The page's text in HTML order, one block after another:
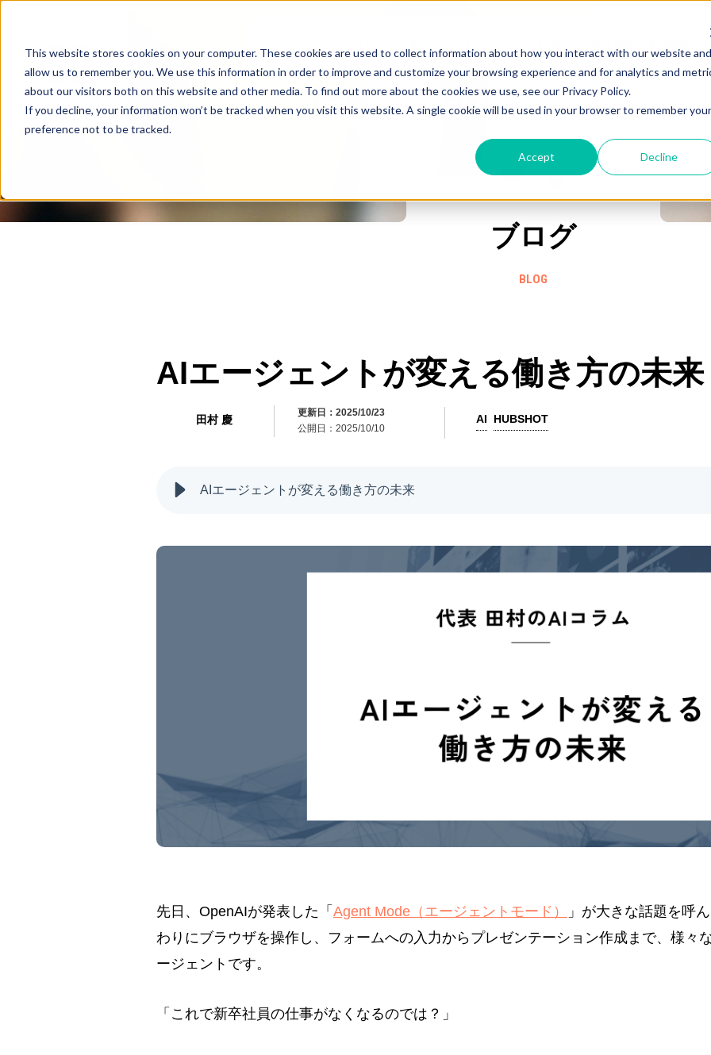
This website stores cookies on your computer. These cookies are used to collect information about how you interact with our website and
allow us to remember you. We use this information in order to improve and customize your browsing experience and for analytics and
about our visitors both on this website and other media. To find out more about the cookies we use, see our Privacy Policy.
If you decline, your information won’t be tracked when you visit this website. A single cookie will be used in your browser to remember your
preference not to be tracked.
Accept Decline
HubSpot
ブログ
BLOG
AIエージェントが変える働き方の未来
田村 慶
更新日：2025/10/23
公開日：2025/10/10
AI HUBSHOT
AIエージェントが変える働き方の未来
先日、OpenAIが発表した「 Agent Mode（エージェントモード）
」が大きな話題を呼
わりにブラウザを操作し、フォームへの入力からプレゼンテーション作成まで、様々
ージェントです。
「これで新卒社員の仕事がなくなるのでは？」